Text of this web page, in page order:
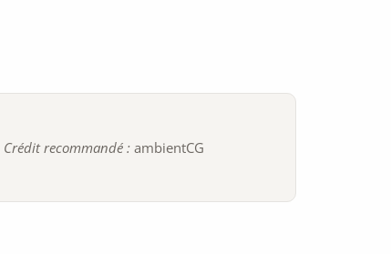
Crédit recommandé : ambientCG